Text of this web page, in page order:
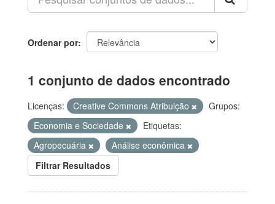
Ordenar por
1 conjunto de dados encontrado
Licenças: Creative Commons Atribuição
Grupos:
Economia e Sociedade
Etiquetas:
Agropecuária
Análise econômica
Filtrar Resultados